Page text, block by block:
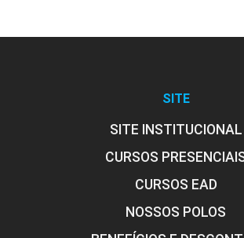
SITE
SITE INSTITUCIONAL
CURSOS
CURSOS EAD
NOSSOS POLOS